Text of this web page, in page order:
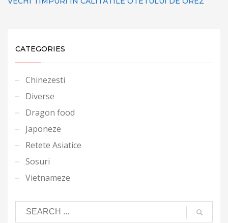
CATEGORIES
Chinezesti
Diverse
Dragon food
Japoneze
Retete Asiatice
Sosuri
Vietnameze